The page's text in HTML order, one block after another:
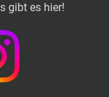
gibt es hier!